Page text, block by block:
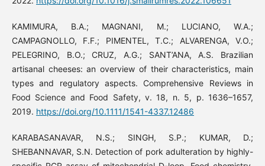
KAMIMURA, B.A.; MAGNANI, M.; LUCIANO, W.A.;
CAMPAGNOLLO, F.F.; PIMENTEL, T.C.; ALVARENGA, V.O.;
PELEGRINO, B.O.; CRUZ, A.G.; SANT’ANA, A.S. Brazilian
artisanal cheeses: an overview of their characteristics, main
types and regulatory aspects. Comprehensive Reviews in
Food Science and Food Safety, v. 18, n. 5, p. 1636–1657,
2019. https://doi.org/10.1111/1541-4337.12486
KARABASANAVAR, N.S.; SINGH, S.P.; KUMAR, D.;
SHEBANNAVAR, S.N. Detection of pork adulteration by highly-